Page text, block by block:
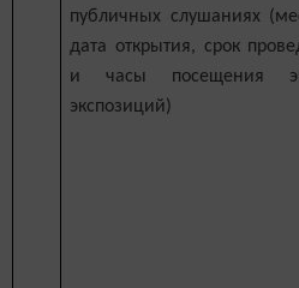
публичных слушаниях
дата открытия, срок
и часы посещения
экспозиций)